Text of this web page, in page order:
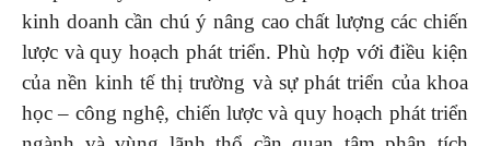
kinh doanh cần chú ý nâng cao chất lượng các chiến
lược và quy hoạch phát triển. Phù hợp với điều kiện
của nền kinh tế thị trường và sự phát triển của khoa
học – công nghệ, chiến lược và quy hoạch phát triển